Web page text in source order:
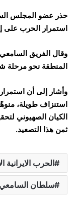
حذر عضو المجلس
استمرار الحرب على
وقال الفريق
المنطقة نحو مرحلة
وأشار إلى أن
استنزاف طويلة،
الكيان الصهيوني
ثمن هذا التصعيد.
الحرب الايرانية
سلطان السامعي